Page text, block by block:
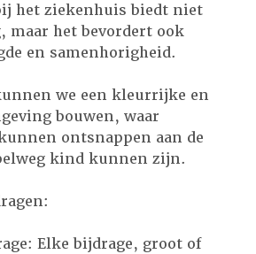
het ziekenhuis biedt niet
maar het bevordert ook
en samenhorigheid.
we een kleurrijke en
bouwen, waar
ontsnappen aan de
kind kunnen zijn.
Elke bijdrage, groot of